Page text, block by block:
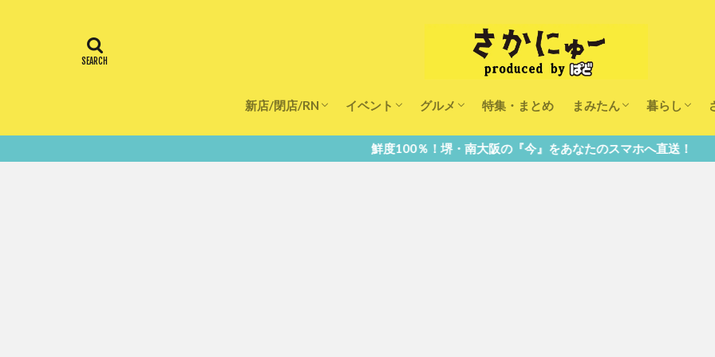
新店/閉店/RN イベント
キッズ
グルメ
ランチ
カフェ
特集・まとめ まみたん
まみたんイベント・おで
習い事・キャンペーン
幼稚園・こども園・保育
暮らし
医療
美容・健康
大人の習い
キッズ
子供の教育
子供の習い
おしごと
鮮度100％！堺・南大阪の『今』をあなたのスマホへ直送！